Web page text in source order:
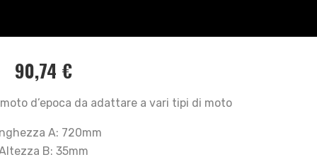
90,74 €
d’epoca da adattare a vari tipi di moto
A: 720mm
B: 35mm